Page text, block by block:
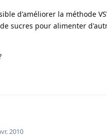
d'améliorer la méthode
sucres pour alimenter
2010